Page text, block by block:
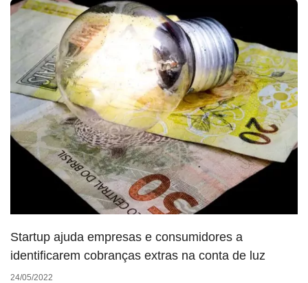
Startup ajuda empresas e consumidores a
identificarem cobranças extras na conta de luz
24/05/2022